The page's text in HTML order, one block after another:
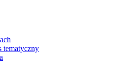
tematyczny